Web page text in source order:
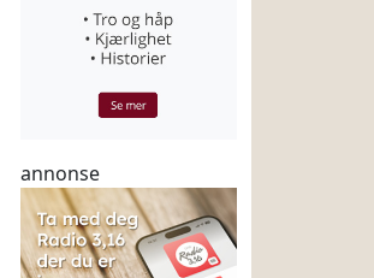
annonse